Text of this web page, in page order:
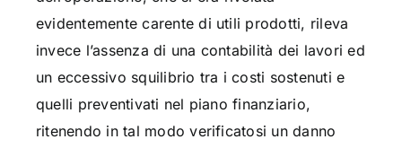
evidentemente carente di utili prodotti, rileva
invece l’assenza di una contabilità dei lavori ed
un eccessivo squilibrio tra i costi sostenuti e
quelli preventivati nel piano finanziario,
ritenendo in tal modo verificatosi un danno